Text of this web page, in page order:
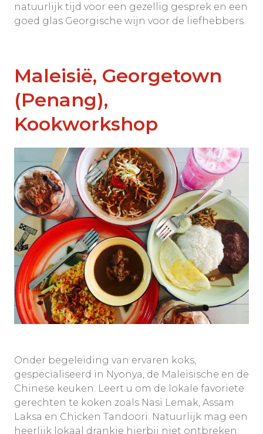
natuurlijk tijd voor een gezellig gesprek en een
goed glas Georgische wijn voor de liefhebbers.
Maleisië, Georgetown
(Penang),
Kookworkshop
Onder begeleiding van ervaren koks,
gespecialiseerd in Nyonya, de Maleisische en de
Chinese keuken. Leert u om de lokale favoriete
gerechten te koken zoals Nasi Lemak, Assam
Laksa en Chicken Tandoori. Natuurlijk mag een
heerlijk lokaal drankje hierbij niet ontbreken: